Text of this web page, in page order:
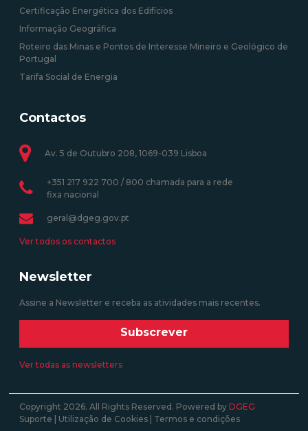
Certificação Energética dos Edifícios
Informação Geográfica
Roteiro das Minas e Pontos de Interesse Mineiro e Geológico de
Portugal
Tarifa Social de Energia
Contactos
Av. 5 de Outubro 208, 1069-039 Lisboa
+351 217 922 700 / 800 chamada para a rede
fixa nacional
geral@dgeg.gov.pt
Ver todos os contactos
Newsletter
Assine a Newsletter e receba as atividades mais recentes.
Subscrever
Ver todas as newsletters
Copyright 2026. All Rights Reserved. Powered byDGEG
Suporte
Utilização de Cookies Termos e condições